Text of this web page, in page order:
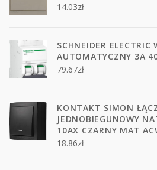
14.03zł
SCHNEIDER ELECTRIC
AUTOMATYCZNY 3A
79.67zł
KONTAKT SIMON
JEDNOBIEGUNOWY
10AX CZARNY MAT
18.86zł